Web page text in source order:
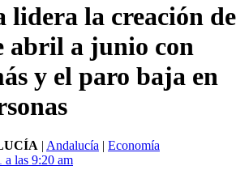
lidera la creación de
abril a junio con
y el paro baja en
| Andalucía | Economía
a las 9:20 am